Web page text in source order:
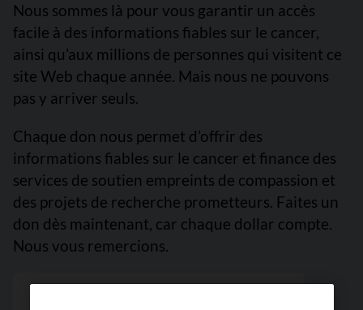
Nous sommes là pour vous garantir un accès
facile à des informations fiables sur le cancer,
ainsi qu’aux millions de personnes qui visitent ce
site Web chaque année. Mais nous ne pouvons
pas y arriver seuls.
Chaque don nous permet d’offrir des
informations fiables sur le cancer et finance des
services de soutien empreints de compassion et
des projets de recherche prometteurs. Faites un
don dès maintenant, car chaque dollar compte.
Nous vous remercions.